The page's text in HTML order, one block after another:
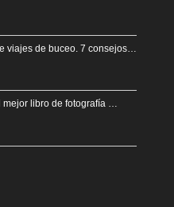
viajes de buceo. 7 consejos…
mejor libro de fotografía …